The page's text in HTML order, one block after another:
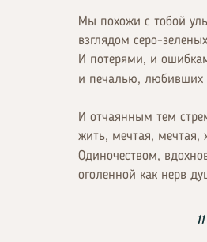
Мы похожи с тобой
взглядом серо-
И потерями, и
и печалью, любивших
И отчаянным тем
жить, мечтая, мечтая,
Одиночеством,
оголенной как нерв